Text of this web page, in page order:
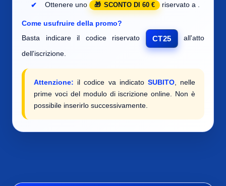
Ottenere uno SCONTO DI 60 € riservato a
Come usufruire della promo?
Basta indicare il codice riservato
CT25
all'atto
dell'iscrizione.
Attenzione: il codice va indicato SUBITO, nelle
prime voci del modulo di iscrizione online. Non è
possibile inserirlo successivamente.